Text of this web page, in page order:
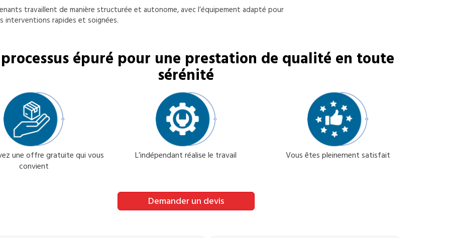
travaillent de manière structurée et autonome, avec l’équipement adapté pour
interventions rapides et soignées.
épuré pour une prestation de qualité en toute
sérénité
une offre gratuite qui vous
convient
L’indépendant réalise le travail Vous êtes pleinement satisfait
Demander un devis